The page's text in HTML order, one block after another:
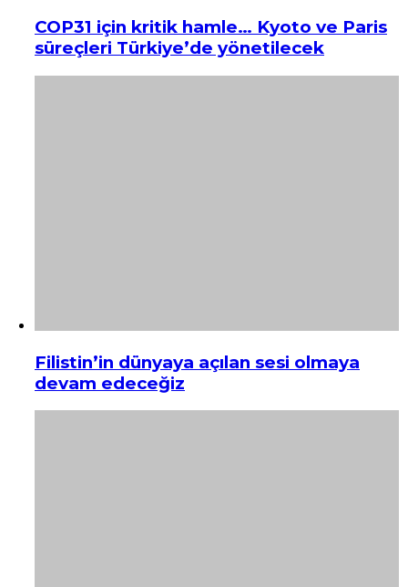
COP31 için kritik hamle… Kyoto ve Paris
süreçleri Türkiye’de yönetilecek
Filistin’in dünyaya açılan sesi olmaya
devam edeceğiz